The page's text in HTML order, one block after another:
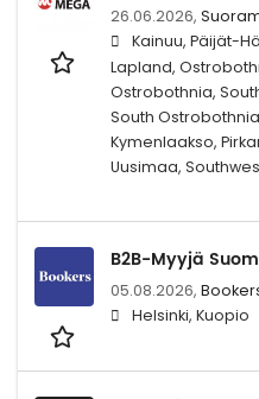
26.06.2026,
Kainuu, Päijät-
Lapland,
Ostrobothnia,
South
Kymenlaakso,
Uusimaa,
B2B-Myyjä
05.08.2026,
Helsinki, Kuopio